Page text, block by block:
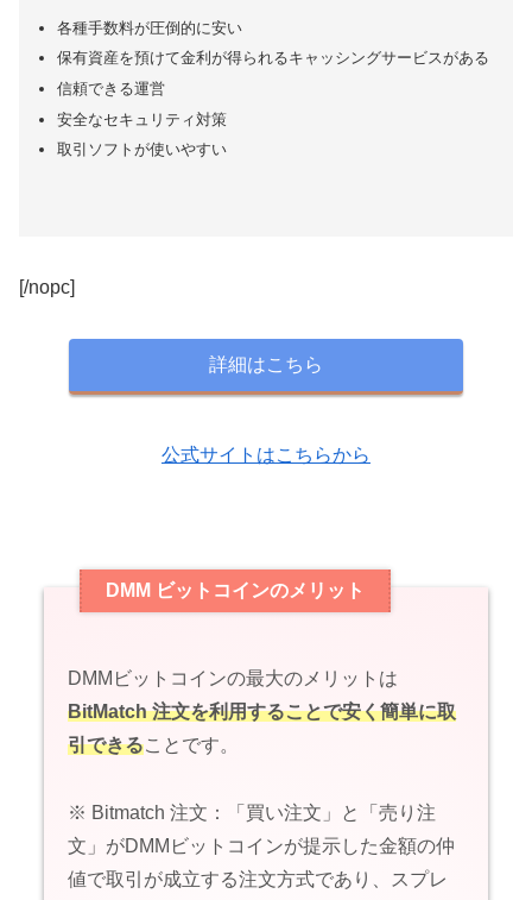
各種手数料が圧倒的に安い
保有資産を預けて金利が得られるキャッシングサービスがある
信頼できる運営
安全なセキュリティ対策
取引ソフトが使いやすい
[/nopc]
詳細はこちら
公式サイトはこちらから
DMM ビットコインのメリット
DMMビットコインの最大のメリットは
BitMatch 注文を利用することで安く簡単に取
引できることです。
※ Bitmatch 注文：「買い注文」と「売り注
文」がDMMビットコインが提示した金額の仲
値で取引が成立する注文方式であり、スプレ